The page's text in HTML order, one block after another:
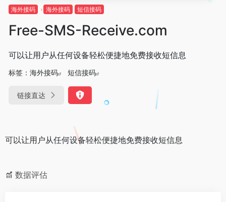
海外接码 海外接码 短信接码
Free-SMS-Receive.com
可以让用户从任何设备轻松便捷地免费接收短信息
标签： 海外接码 短信接码
链接直达
可以让用户从任何设备轻松便捷地免费接收短信息
数据评估